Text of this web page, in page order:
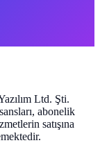
Ltd. Şti.
abonelik
satışına